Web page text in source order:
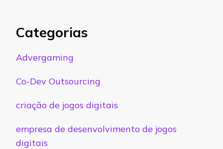
Categorias
Advergaming
Co-Dev Outsourcing
criação de jogos digitais
empresa de desenvolvimento de jogos
digitais